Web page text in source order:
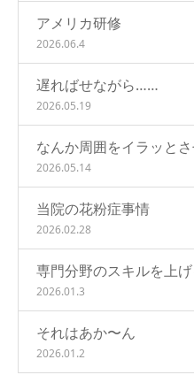
アメリカ研修
2026.06.4
遅ればせながら……
2026.05.19
なんか周囲をイラッと
2026.05.14
当院の花粉症事情
2026.02.28
専門分野のスキルを上げ
2026.01.3
それはあか〜ん
2026.01.2